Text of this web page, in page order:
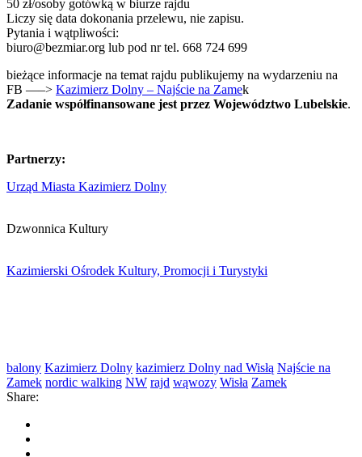
50 zł/osoby gotówką w biurze rajdu
Liczy się data dokonania przelewu, nie zapisu.
Pytania i wątpliwości:
biuro@bezmiar.org lub pod nr tel. 668 724 699
bieżące informacje na temat rajdu publikujemy na wydarzeniu na
FB —–> Kazimierz Dolny – Najście na Zamek
Zadanie współfinansowane jest przez Województwo Lubelskie.
Partnerzy:
Urząd Miasta Kazimierz Dolny
Dzwonnica Kultury
Kazimierski Ośrodek Kultury, Promocji i Turystyki
balony Kazimierz Dolny kazimierz Dolny nad Wisłą Najście na
Zamek nordic walking NW rajd wąwozy Wisła Zamek
Share: